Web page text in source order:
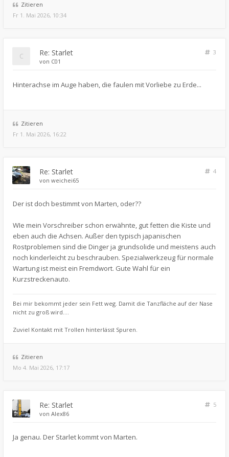
Zitieren
Fr 1. Mai 2026, 10:34
Re: Starlet
3
von C01
Hinterachse im Auge haben, die faulen mit Vorliebe zu Erde...
Zitieren
Fr 1. Mai 2026, 16:22
Re: Starlet
4
von weichei65
Der ist doch bestimmt von Marten, oder??
WIe mein Vorschreiber schon erwähnte, gut fetten die Kiste und
eben auch die Achsen. Außer den typisch japanischen
Rostproblemen sind die Dinger ja grundsolide und meistens auch
noch kinderleicht zu beschrauben. Spezialwerkzeug für normale
Wartung ist meist ein Fremdwort. Gute Wahl für ein
Kurzstreckenauto.
Bei mir bekommt jeder sein Fett weg. Damit die Tanzfläche auf der Nase
nicht zu groß wird....
Zuviel Kontakt mit Trollen hinterlässt Spuren.
Zitieren
Mo 4. Mai 2026, 17:17
Re: Starlet
5
von Alex86
Ja genau. Der Starlet kommt von Marten.